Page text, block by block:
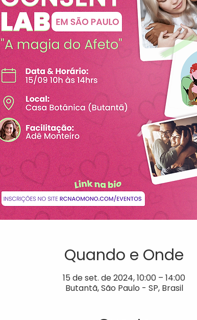
Quando e Onde
15 de set. de 2024, 10:00 – 14:00
Butantã, São Paulo - SP, Brasil